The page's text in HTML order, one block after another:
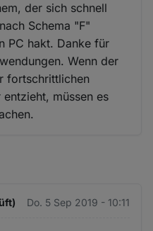
der sich schnell
Schema "F"
PC hakt. Danke für
Wenn der
fortschrittlichen
müssen es
Do. 5 Sep 2019 - 10:11